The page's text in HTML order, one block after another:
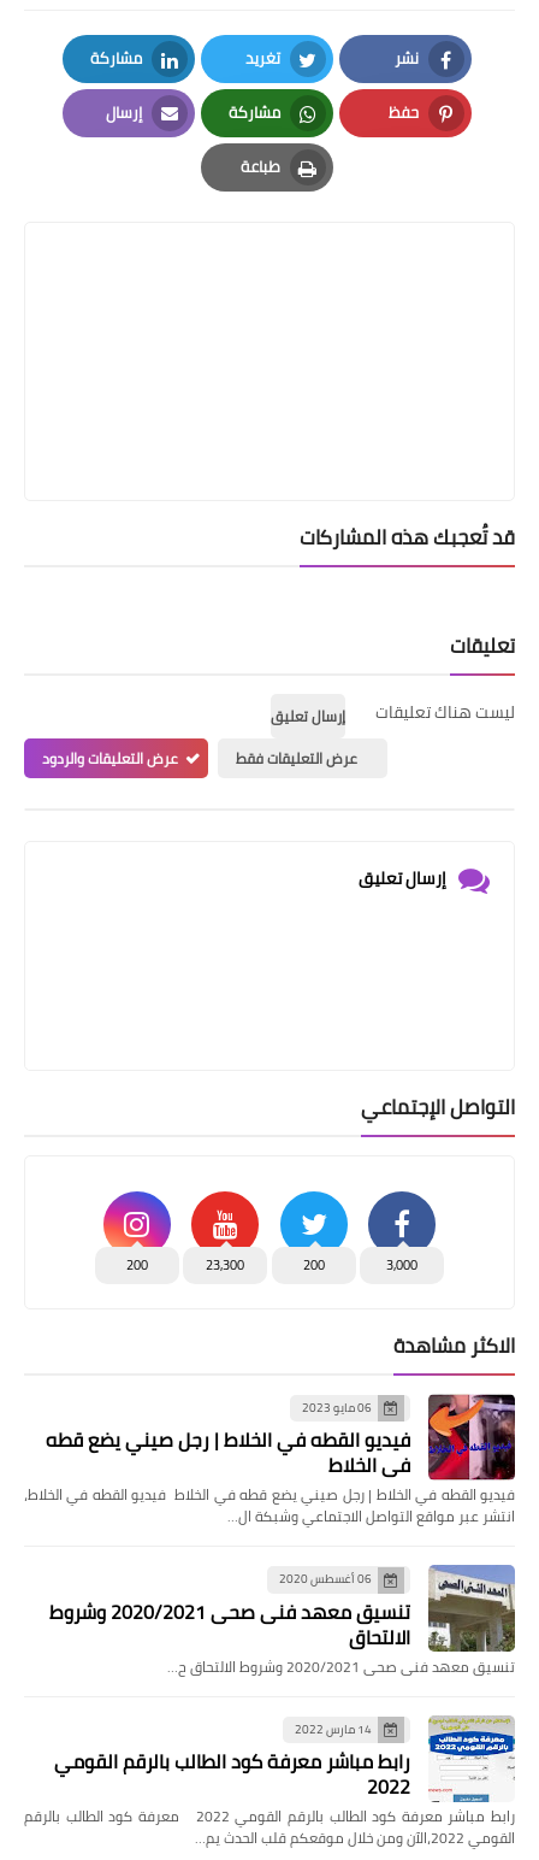
نشر
Facebook
تغريد
Twitter
مشاركة
LinkedIn
حفظ
Pinterest
مشاركة
Whatsapp
إرسال
Email
طباعة
Print
قد تُعجبك هذه المشاركات
تعليقات
ليست هناك تعليقات
إرسال تعليق
عرض التعليقات فقط
عرض التعليقات والردود
إرسال تعليق
التواصل الإجتماعي
3,000
200
23,300
200
الاكثر مشاهدة
06 مايو 2023
فيديو القطه في الخلاط | رجل صيني يضع قطه
في الخلاط
فيديو القطه في الخلاط | رجل صيني يضع قطه في الخلاط فيديو القطه في الخلاط،
انتشر عبر مواقع التواصل الاجتماعي وشبكة ال…
06 أغسطس 2020
تنسيق معهد فنى صحى 2020/2021 وشروط
الالتحاق
تنسيق معهد فنى صحى 2020/2021 وشروط الالتحاق ح…
14 مارس 2022
رابط مباشر معرفة كود الطالب بالرقم القومي
2022
رابط مباشر معرفة كود الطالب بالرقم القومي 2022 معرفة كود الطالب بالرقم
القومي 2022،الآن ومن خلال موقعكم قلب الحدث يم…